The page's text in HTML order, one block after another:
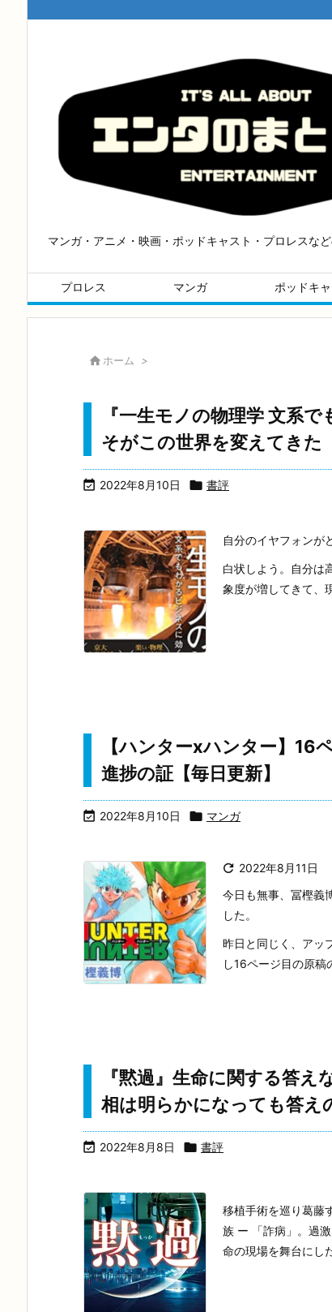
マンガ・アニメ・映画・ポッドキャスト・プロレスな
プロレス マンガ ポッドキ
 ホーム >
『一生モノの物理学 文系
そがこの世界を変えてきた
 2022年8月10日  書評
自分のイヤフォンが
白状しよう。自分は
象度が増してきて、
【ハンターxハンター】16
進捗の証【毎日更新】
 2022年8月10日  マンガ
 2022年8月11日
今日も無事、冨樫義
した。
昨日と同じく、アッ
し16ページ目の原稿
『黙過』生命に関する答
相は明らかになっても答え
 2022年8月8日  書評
移植手術を巡り葛藤
族 ー 「詐病」。過
命の現場を舞台にし